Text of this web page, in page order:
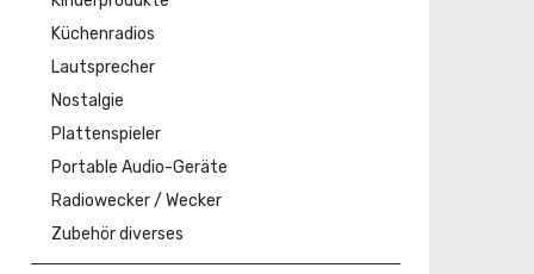
Küchenradios
Lautsprecher
Nostalgie
Plattenspieler
Portable Audio-Geräte
Radiowecker / Wecker
Zubehör diverses